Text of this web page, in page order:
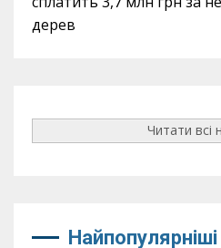
дерев
Читати всі
Найпопулярніші